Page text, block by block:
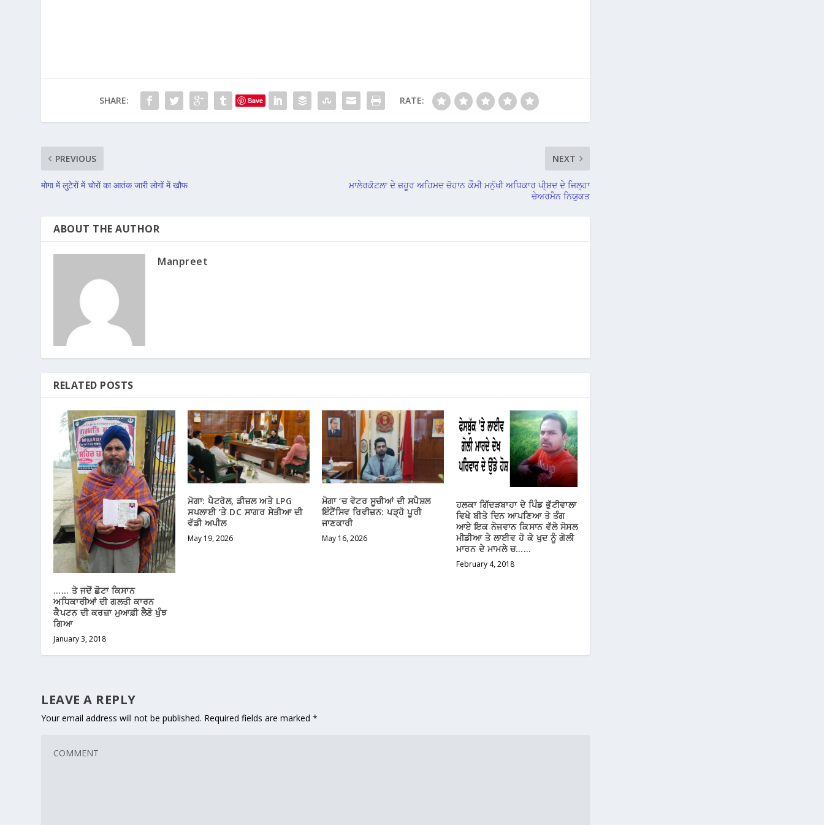
SHARE: Save RATE:
PREVIOUS
मोगा में लुटेरों में चोरों का आतंक जारी लोगों में खौफ
NEXT
ਮਾਲੇਰਕੋਟਲਾ ਦੇ ਜ਼ਹੂਰ ਅਹਿਮਦ ਚੋਹਾਨ ਕੌਮੀ ਮਨੁੱਖੀ ਅਧਿਕਾਰ ਪੀ੍ਸ਼ਦ ਦੇ ਜਿਲ੍ਹਾ
ਚੇਅਰਮੈਨ ਨਿਯੁਕਤ
ABOUT THE AUTHOR
Manpreet
RELATED POSTS
…… ਤੇ ਜਦੋਂ ਛੋਟਾ ਕਿਸਾਨ
ਅਧਿਕਾਰੀਆਂ ਦੀ ਗਲਤੀ ਕਾਰਨ
ਕੈਪਟਨ ਦੀ ਕਰਜ਼ਾ ਮੁਆਫ਼ੀ ਲੈਣੋ ਖੁੰਝ
ਗਿਆ
January 3, 2018
ਮੋਗਾ: ਪੈਟਰੋਲ, ਡੀਜ਼ਲ ਅਤੇ LPG
ਸਪਲਾਈ ‘ਤੇ DC ਸਾਗਰ ਸੇਤੀਆ ਦੀ
ਵੱਡੀ ਅਪੀਲ
May 19, 2026
ਮੋਗਾ ‘ਚ ਵੋਟਰ ਸੂਚੀਆਂ ਦੀ ਸਪੈਸ਼ਲ
ਇੰਟੈਂਸਿਵ ਰਿਵੀਜ਼ਨ: ਪੜ੍ਹੋ ਪੂਰੀ
ਜਾਣਕਾਰੀ
May 16, 2026
ਹਲਕਾ ਗਿੱਦੜਬਾਹਾ ਦੇ ਪਿੰਡ ਭੁੱਟੀਵਾਲਾ
ਵਿਖੇ ਬੀਤੇ ਦਿਨ ਆਪਣਿਆ ਤੋ ਤੰਗ
ਆਏ ਇਕ ਨੋਜਵਾਨ ਕਿਸਾਨ ਵੱਲੋ ਸੋਸਲ
ਮੀਡੀਆ ਤੇ ਲਾਈਵ ਹੋ ਕੇ ਖੁਦ ਨੂੰ ਗੋਲੀ
ਮਾਰਨ ਦੇ ਮਾਮਲੇ ਚ……
February 4, 2018
LEAVE A REPLY
Your email address will not be published. Required fields are marked*